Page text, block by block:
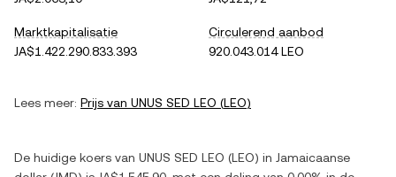
Marktkapitalisatie
JA$1.422.290.833.393
Circulerend aanbod
920.043.014 LEO
Lees meer: Prijs van UNUS SED LEO (LEO)
De huidige koers van UNUS SED LEO (LEO) in Jamaicaanse